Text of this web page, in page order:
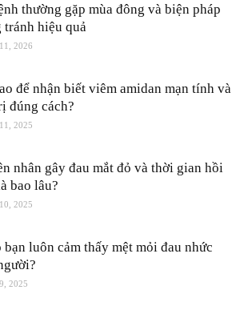
thường gặp mùa đông và biện pháp
tránh hiệu quả
2026
để nhận biết viêm amidan mạn tính và
đúng cách?
2025
nhân gây đau mắt đỏ và thời gian hồi
bao lâu?
2025
bạn luôn cảm thấy mệt mỏi đau nhức
2025